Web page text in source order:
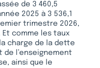
de 3 460,5
2025 à 3 536,1
trimestre 2026,
Et comme les taux
charge de la dette
l’enseignement
ainsi que le